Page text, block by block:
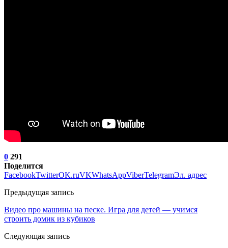
0 291
Поделится
FacebookTwitterOK.ruVKWhatsAppViberTelegramЭл. адрес
Предыдущая запись
Видео про машины на песке. Игра для детей — учимся
строить домик из кубиков
Следующая запись